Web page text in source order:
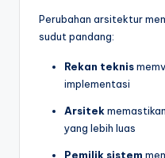
Perubahan arsitektur
sudut pandang:
Rekan teknis
implementasi
Arsitek
yang lebih luas
Pemilik sistem